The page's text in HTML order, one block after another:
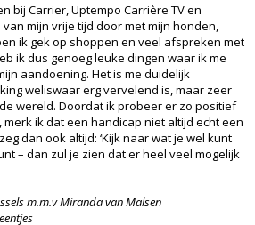
bij Carrier, Uptempo Carrière TV en
mijn vrije tijd door met mijn honden,
ik gek op shoppen en veel afspreken met
ik dus genoeg leuke dingen waar ik me
aandoening. Het is me duidelijk
weliswaar erg vervelend is, maar zeer
wereld. Doordat ik probeer er zo positief
merk ik dat een handicap niet altijd echt een
dan ook altijd: ‘Kijk naar wat je wel kunt
– dan zul je zien dat er heel veel mogelijk
m.m.v Miranda van Malsen